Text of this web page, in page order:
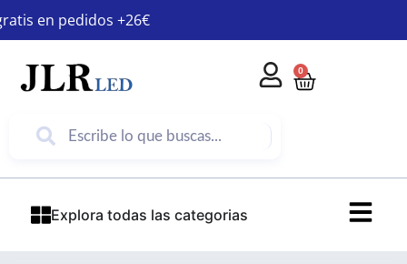
en pedidos +26€
0
Explora todas las categorias